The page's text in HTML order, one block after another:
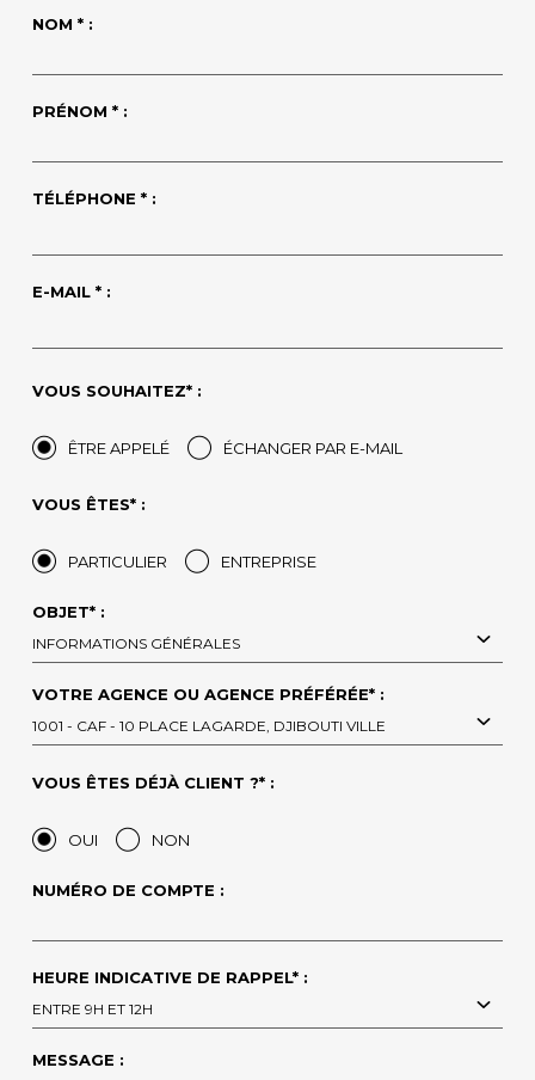
NOM * :
PRÉNOM * :
TÉLÉPHONE * :
E-MAIL * :
VOUS SOUHAITEZ* :
ÊTRE APPELÉ ÉCHANGER PAR E-MAIL
VOUS ÊTES* :
PARTICULIER ENTREPRISE
OBJET* :
INFORMATIONS GÉNÉRALES
VOTRE AGENCE OU AGENCE PRÉFÉRÉE* :
1001 - CAF - 10 PLACE LAGARDE, DJIBOUTI VILLE
VOUS ÊTES DÉJÀ CLIENT ?* :
OUI NON
NUMÉRO DE COMPTE :
HEURE INDICATIVE DE RAPPEL* :
ENTRE 9H ET 12H
MESSAGE :